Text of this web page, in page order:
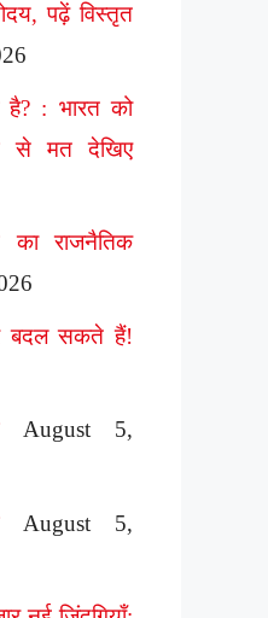
पढ़ें विस्तृत
: भारत को
से मत देखिए
राजनैतिक
बदल सकते हैं!
August 5,
August 5,